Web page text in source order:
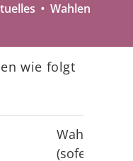
Wahlen
wie folgt
Wahltermin
(sofern